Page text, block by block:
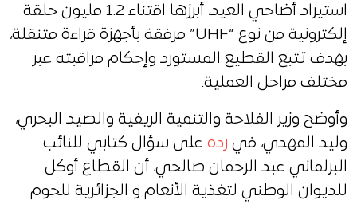
استيراد أضاحي العيد، أبرزها اقتناء 1.2 مليون حلقة
إلكترونية من نوع “UHF” مرفقة بأجهزة قراءة متنقلة،
بهدف تتبع القطيع المستورد وإحكام مراقبته عبر
مختلف مراحل العملية.
وأوضح وزير الفلاحة والتنمية الريفية والصيد البحري،
وليد المهدي، في رده على سؤال كتابي للنائب
البرلماني عبد الرحمان صالحي، أن القطاع أوكل
للديوان الوطني لتغذية الأنعام و الجزائرية للحوم